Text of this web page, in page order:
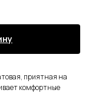
приятная на
комфортные